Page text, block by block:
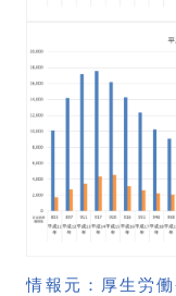
情報元：厚生労働